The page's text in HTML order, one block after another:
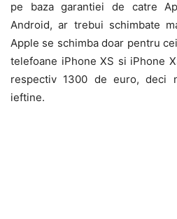
pe baza garantiei de catre
Android, ar trebui schimbate
Apple se schimba doar pentru
telefoane iPhone XS si iPhone
respectiv 1300 de euro, deci
ieftine.